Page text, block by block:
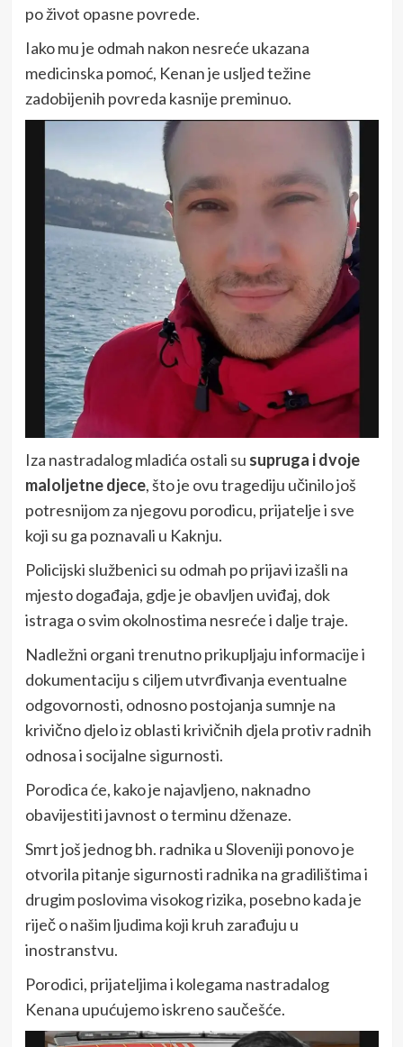
po život opasne povrede.
Iako mu je odmah nakon nesreće ukazana
medicinska pomoć, Kenan je usljed težine
zadobijenih povreda kasnije preminuo.
Iza nastradalog mladića ostali su supruga i dvoje
maloljetne djece, što je ovu tragediju učinilo još
potresnijom za njegovu porodicu, prijatelje i sve
koji su ga poznavali u Kaknju.
Policijski službenici su odmah po prijavi izašli na
mjesto događaja, gdje je obavljen uviđaj, dok
istraga o svim okolnostima nesreće i dalje traje.
Nadležni organi trenutno prikupljaju informacije i
dokumentaciju s ciljem utvrđivanja eventualne
odgovornosti, odnosno postojanja sumnje na
krivično djelo iz oblasti krivičnih djela protiv radnih
odnosa i socijalne sigurnosti.
Porodica će, kako je najavljeno, naknadno
obavijestiti javnost o terminu dženaze.
Smrt još jednog bh. radnika u Sloveniji ponovo je
otvorila pitanje sigurnosti radnika na gradilištima i
drugim poslovima visokog rizika, posebno kada je
riječ o našim ljudima koji kruh zarađuju u
inostranstvu.
Porodici, prijateljima i kolegama nastradalog
Kenana upućujemo iskreno saučešće.